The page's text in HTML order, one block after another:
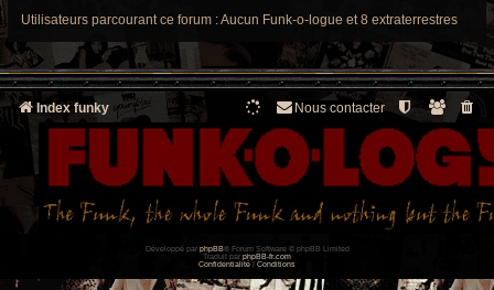
Utilisateurs parcourant ce forum : Aucun Funk-o-logue et 8 extraterrestres
Index funky Nous contacter
Développé par phpBB® Forum Software © phpBB Limited
Traduit par phpBB-fr.com
Confidentialité | Conditions